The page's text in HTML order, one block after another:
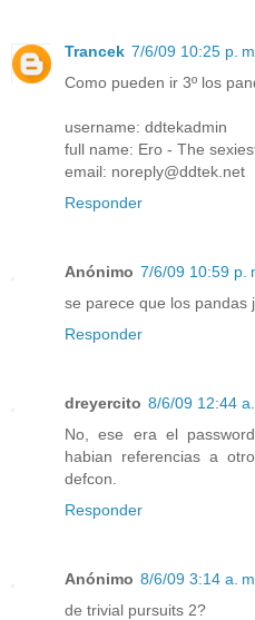
Trancek 7/6/09 10:25 p. m.
Como pueden ir 3º los
username: ddtekadmin
full name: Ero - The
email: noreply@ddtek.net
Responder
Anónimo 7/6/09 10:59 p.
se parece que los pandas
Responder
dreyercito 8/6/09 12:44 a.
No, ese era el
habian referencias a
defcon.
Responder
Anónimo 8/6/09 3:14 a. m.
de trivial pursuits 2?